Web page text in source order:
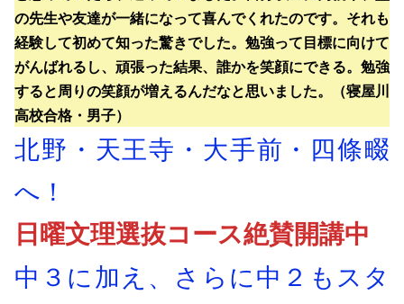
の先生や友達が一緒になって喜んでくれたのです。それも
経験して初めて知った驚きでした。勉強って目標に向けて
がんばれるし、頑張った結果、誰かを笑顔にできる。勉強
すると周りの笑顔が増えるんだなと思いました。（寝屋川
高校合格・男子）
北野・天王寺・大手前・四條畷
へ！
日曜文理選抜コース絶賛開講中
中３に加え、さらに中２もスタ